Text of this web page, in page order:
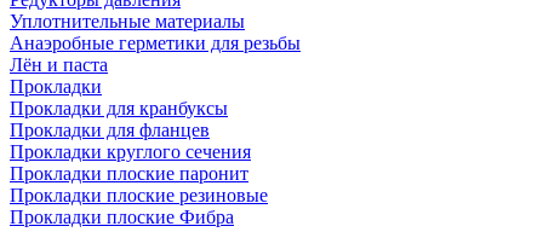
Уплотнительные материалы
Анаэробные герметики для резьбы
Лён и паста
Прокладки
Прокладки для кранбуксы
Прокладки для фланцев
Прокладки круглого сечения
Прокладки плоские паронит
Прокладки плоские резиновые
Прокладки плоские Фибра